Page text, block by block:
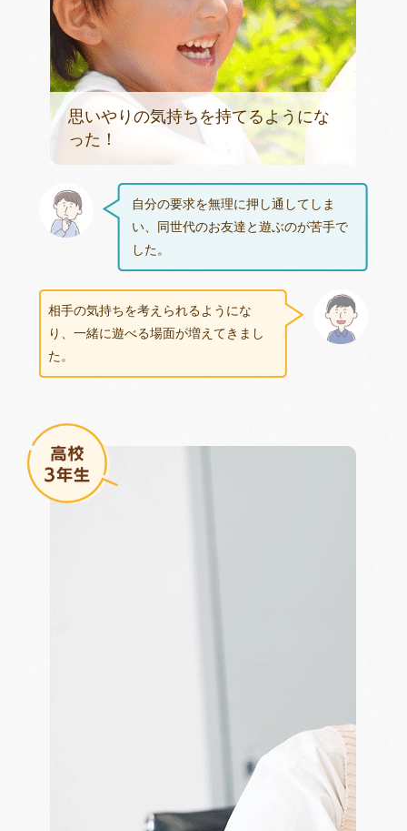
思いやりの気持ちを持てるようにな
った！
自分の要求を無理に押し通してしま
い、同世代のお友達と遊ぶのが苦手で
した。
相手の気持ちを考えられるようにな
り、一緒に遊べる場面が増えてきまし
た。